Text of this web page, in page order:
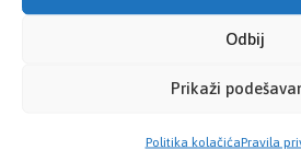
Odbij
Prikaži
Politika kolačićaPravila